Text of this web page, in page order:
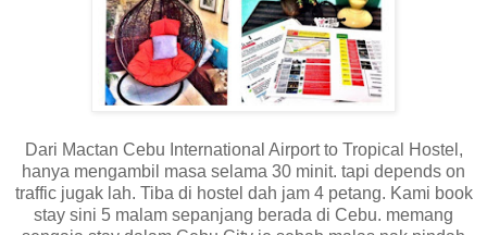
Dari Mactan Cebu International Airport to Tropical Hostel,
hanya mengambil masa selama 30 minit. tapi depends on
traffic jugak lah. Tiba di hostel dah jam 4 petang. Kami book
stay sini 5 malam sepanjang berada di Cebu. memang